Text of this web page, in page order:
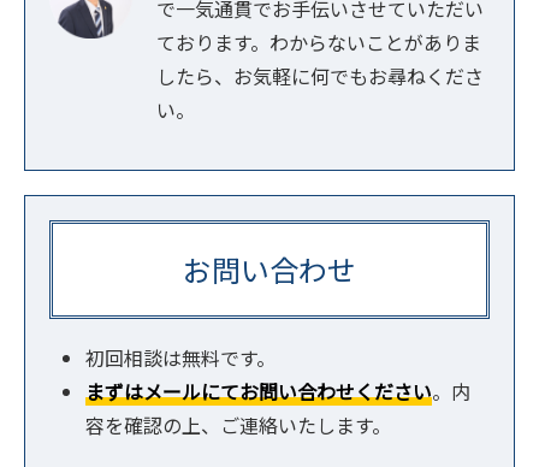
で一気通貫でお手伝いさせていただい
ております。わからないことがありま
したら、お気軽に何でもお尋ねくださ
い。
お問い合わせ
初回相談は無料です。
まずはメールにてお問い合わせください。内
容を確認の上、ご連絡いたします。